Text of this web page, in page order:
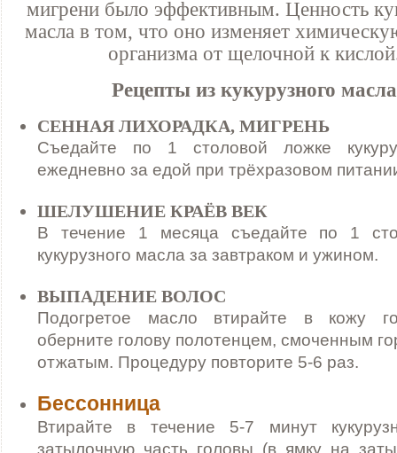
мигрени было эффективным. Ценность
масла в том, что оно изменяет
организма от щелочной к
Рецепты из кукурузного масла
СЕННАЯ ЛИХОРАДКА, МИГРЕНЬ
Съедайте по 1 столовой ложке
ежедневно за едой при трёхразовом
ШЕЛУШЕНИЕ КРАЁВ ВЕК
В течение 1 месяца съедайте по 1
кукурузного масла за завтраком и ужином.
ВЫПАДЕНИЕ ВОЛОС
Подогретое масло втирайте в кожу
оберните голову полотенцем, смоченным
отжатым. Процедуру повторите 5-6 раз.
Бессонница
Втирайте в течение 5-7 минут